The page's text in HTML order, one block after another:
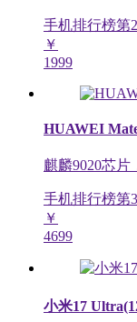
手机排行榜第2
￥
1999
HUAWEI
麒麟9020芯
手机排行榜第3
￥
4699
小米17